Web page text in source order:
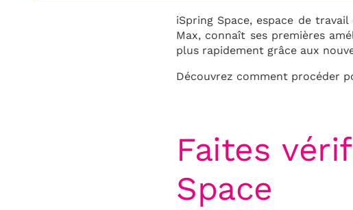
iSpring Space, espace de
Max, connaît ses premières
plus rapidement grâce aux
Découvrez comment procéder
Faites
Space